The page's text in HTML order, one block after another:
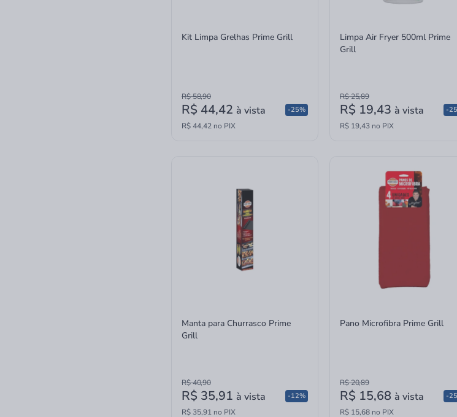
Kit Limpa Grelhas Prime Grill
R$ 58,90
R$ 44,42 à vista
R$ 44,42 no PIX
-25%
Limpa Air Fryer 500ml Prime
Grill
R$ 25,89
R$ 19,43 à vista
R$ 19,43 no PIX
-
Manta para Churrasco Prime
Grill
R$ 40,90
R$ 35,91 à vista
R$ 35,91 no PIX
-12%
Pano Microfibra Prime Grill
R$ 20,89
R$ 15,68 à vista
R$ 15,68 no PIX
-